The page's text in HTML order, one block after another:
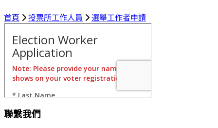
首頁 投票所工作人員 選舉工作者申請
聯繫我們